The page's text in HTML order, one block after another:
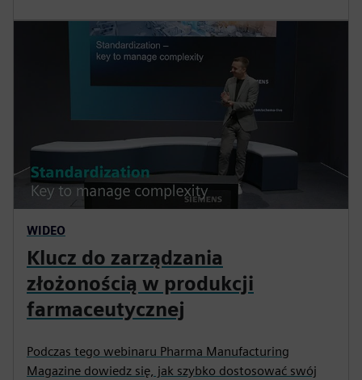
WIDEO
Klucz do zarządzania
złożonością w produkcji
farmaceutycznej
Podczas tego webinaru Pharma Manufacturing
Magazine dowiedz się, jak szybko dostosować swój